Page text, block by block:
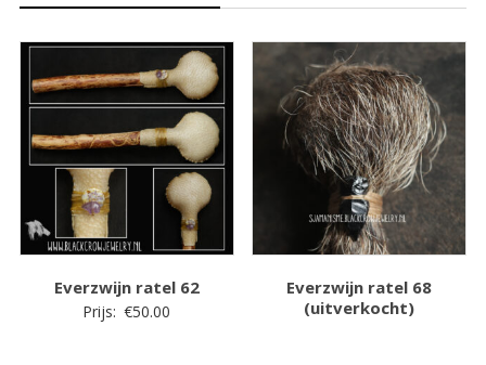
Everzwijn ratel 62
Prijs: €50.00
Everzwijn ratel 68
(uitverkocht)